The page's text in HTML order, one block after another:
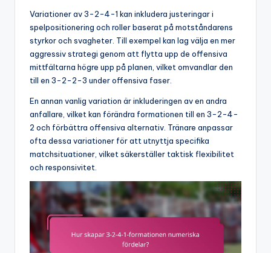
Variationer av 3-2-4-1 kan inkludera justeringar i
spelpositionering och roller baserat på motståndarens
styrkor och svagheter. Till exempel kan lag välja en mer
aggressiv strategi genom att flytta upp de offensiva
mittfältarna högre upp på planen, vilket omvandlar den
till en 3-2-2-3 under offensiva faser.
En annan vanlig variation är inkluderingen av en andra
anfallare, vilket kan förändra formationen till en 3-2-4-
2 och förbättra offensiva alternativ. Tränare anpassar
ofta dessa variationer för att utnyttja specifika
matchsituationer, vilket säkerställer taktisk flexibilitet
och responsivitet.